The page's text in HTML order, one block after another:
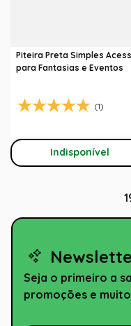
Piteira Preta Simples
para Fantasias e Eventos
(1)
Indisponível
Seja o primeiro a
promoções e